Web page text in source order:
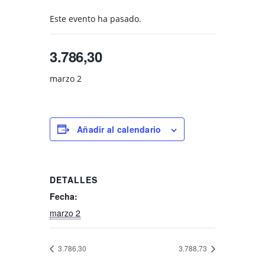
Este evento ha pasado.
3.786,30
marzo 2
Añadir al calendario
DETALLES
Fecha:
marzo 2
3.786,30 3.788,73